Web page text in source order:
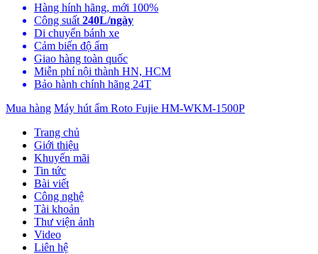
Hàng hính hãng, mới 100%
Công suất 240L/ngày
Di chuyển bánh xe
Cảm biến độ ẩm
Giao hàng toàn quốc
Miễn phí nội thành HN, HCM
Bảo hành chính hãng 24T
Mua hàng Máy hút ẩm Roto Fujie HM-WKM-1500P
Trang chủ
Giới thiệu
Khuyến mãi
Tin tức
Bài viết
Công nghệ
Tài khoản
Thư viện ảnh
Video
Liên hệ